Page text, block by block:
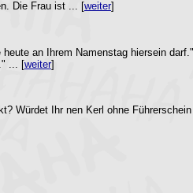
Die Frau ist ... [weiter]
an Ihrem Namenstag hiersein
... [weiter]
Würdet Ihr nen Kerl ohne